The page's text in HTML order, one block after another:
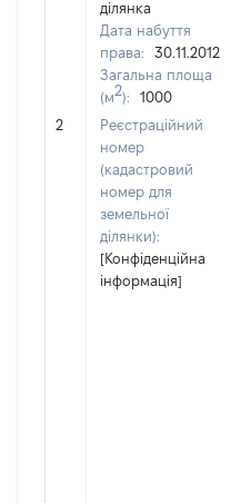
2
ділянка
Дата набуття
права:
30.11.2012
Загальна площа
(м2):
1000
Реєстраційний
номер
(кадастровий
номер для
земельної
ділянки):
[Конфіденційна
інформація]